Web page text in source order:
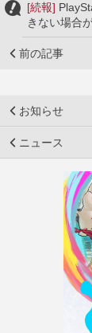
[続報]
きない場合
前の記事
お知らせ
ニュース